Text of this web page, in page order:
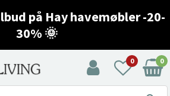
på Hay havemøbler -20-
30% 🌞
0 0